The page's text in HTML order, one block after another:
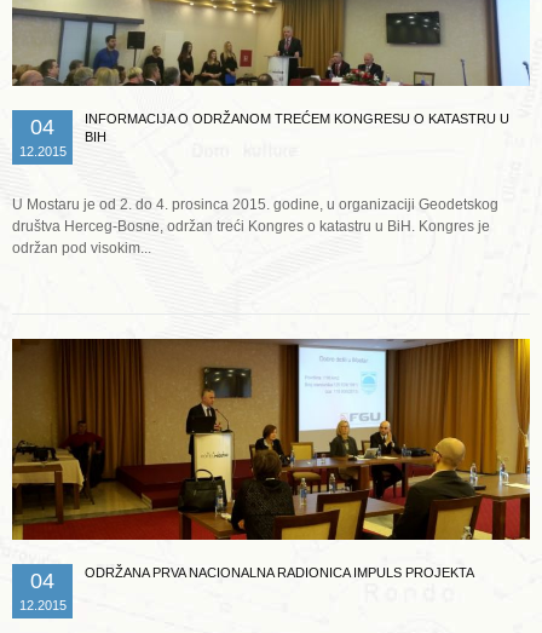
04
12.2015
INFORMACIJA O ODRŽANOM TREĆEM KONGRESU O KATASTRU U
BIH
U Mostaru je od 2. do 4. prosinca 2015. godine, u organizaciji Geodetskog
društva Herceg-Bosne, održan treći Kongres o katastru u BiH. Kongres je
održan pod visokim...
04
12.2015
ODRŽANA PRVA NACIONALNA RADIONICA IMPULS PROJEKTA